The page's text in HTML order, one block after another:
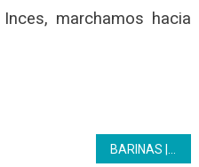
marchamos hacia